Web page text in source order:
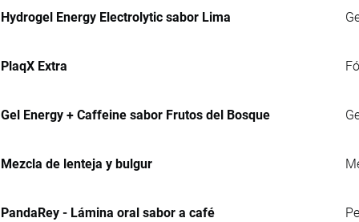
Hydrogel Energy Electrolytic sabor Lima
PlaqX Extra
Gel Energy + Caffeine sabor Frutos del Bosque
Mezcla de lenteja y bulgur
PandaRey - Lámina oral sabor a café